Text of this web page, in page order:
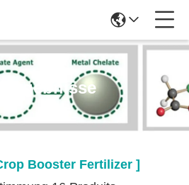
Booster Fertilizer ]